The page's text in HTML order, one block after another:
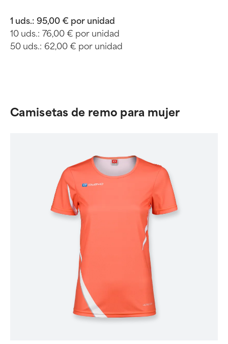
1 uds.: 95,00 € por unidad
10 uds.: 76,00 € por unidad
50 uds.: 62,00 € por unidad
Camisetas de remo para mujer